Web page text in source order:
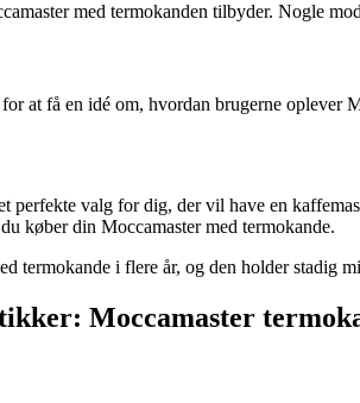
med termokanden tilbyder. Nogle
at få en idé om, hvordan brugerne
perfekte valg for dig, der vil have en
køber din Moccamaster med termokande.
termokande i flere år, og den holder stadig
Moccamaster